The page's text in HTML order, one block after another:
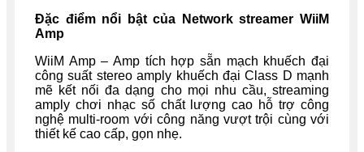
Đặc điểm nổi bật của Network streamer WiiM
Amp
WiiM Amp – Amp tích hợp sẵn mạch khuếch đại
công suất stereo amply khuếch đại Class D mạnh
mẽ kết nối đa dạng cho mọi nhu cầu, streaming
amply chơi nhạc số chất lượng cao hỗ trợ công
nghệ multi-room với công năng vượt trội cùng với
thiết kế cao cấp, gọn nhẹ.